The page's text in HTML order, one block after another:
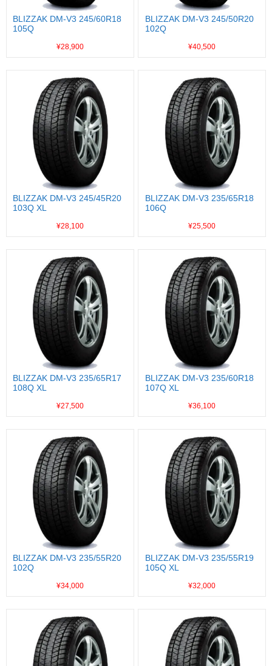
BLIZZAK DM-V3 245/60R18
105Q
¥28,900
BLIZZAK DM-V3 245/50R20
102Q
¥40,500
BLIZZAK DM-V3 245/45R20
103Q XL
¥28,100
BLIZZAK DM-V3 235/65R18
106Q
¥25,500
BLIZZAK DM-V3 235/65R17
108Q XL
¥27,500
BLIZZAK DM-V3 235/60R18
107Q XL
¥36,100
BLIZZAK DM-V3 235/55R20
102Q
¥34,000
BLIZZAK DM-V3 235/55R19
105Q XL
¥32,000